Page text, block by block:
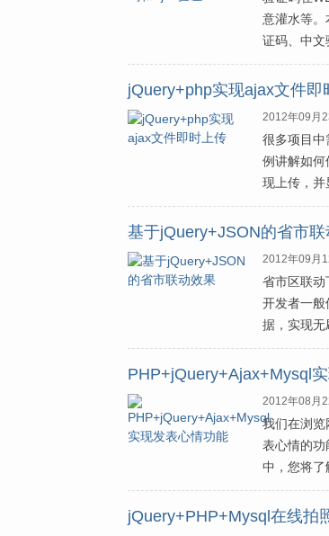
意灌水等。
证码、中文
jQuery+php实现ajax文件即
2012年09月
很多项目中
例讲解如何
现上传，并
基于jQuery+JSON的省市联
2012年09月
省市区联动
开发者一般
据，实现无
PHP+jQuery+Ajax+Mysql
2012年08月
我们在浏览
表心情的功
中，您将了
jQuery+PHP+Mysql在线拍